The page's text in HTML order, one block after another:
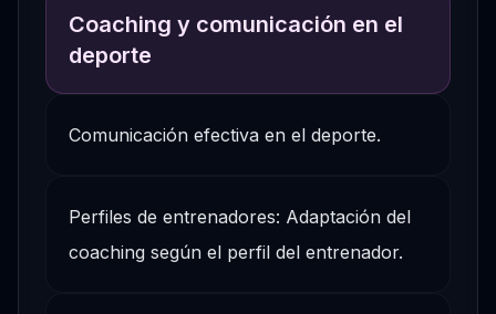
Coaching y comunicación en el
deporte
Comunicación efectiva en el deporte.
Perfiles de entrenadores: Adaptación del
coaching según el perfil del entrenador.